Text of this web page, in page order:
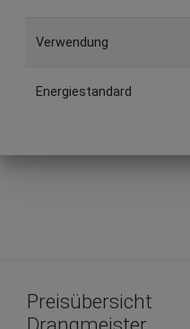
Verwendung
Energiestandard
Preisübersicht